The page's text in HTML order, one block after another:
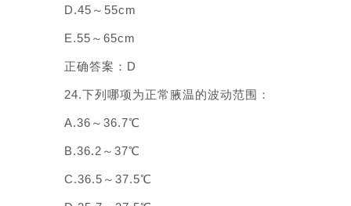
D.45～55cm
E.55～65cm
正确答案：D
24.下列哪项为正常腋温的波动范围：
A.36～36.7℃
B.36.2～37℃
C.36.5～37.5℃